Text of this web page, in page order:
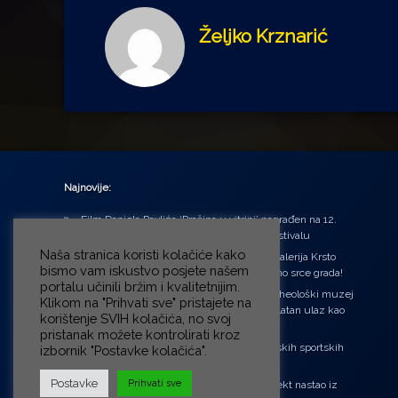
Željko Krznarić
Najnovije:
Film Daniela Pavlića ‘Prašina u vitrini’ nagrađen na 12.
Green Montenegro International Film Festivalu
U središtu Petrinje otvorena obnovljena Galerija Krsto
Hegedušić: Kultura vraćena kući, u samo srce grada!
Od petka do nedjelje (31.7. – 2.8.2026.) Arheološki muzej
u Zagrebu otvara vrata građanima: Besplatan ulaz kao
zaklon od toplinskog vala
‘Ni med cvetjem ni pravice’ na Aleji hrvatskih sportskih
“Rubikova kocka – složi svoju priču”, projekt nastao iz
Naša stranica koristi kolačiće kako
bismo vam iskustvo posjete našem
portalu učinili bržim i kvalitetnijim.
Klikom na "Prihvati sve" pristajete na
korištenje SVIH kolačića, no svoj
pristanak možete kontrolirati kroz
izbornik "Postavke kolačića".
Postavke Prihvati sve